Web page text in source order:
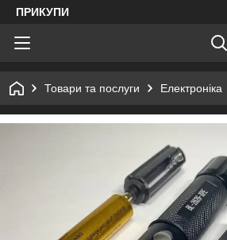
ПРИКУПИ
Товари та послуги Електроніка